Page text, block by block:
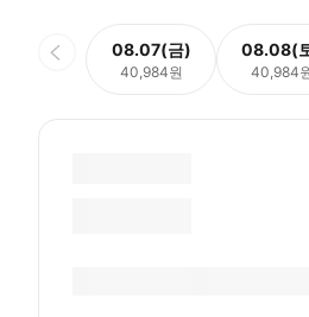
08.07(금)
40,984원
08.08(
40,984